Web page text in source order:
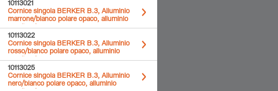
10113021
Cornice singola BERKER B.3, Alluminio
marrone/bianco polare opaco, alluminio
anodizzato
10113022
Cornice singola BERKER B.3, Alluminio
rosso/bianco polare opaco, alluminio
anodizzato
10113025
Cornice singola BERKER B.3, Alluminio
nero/bianco polare opaco, alluminio